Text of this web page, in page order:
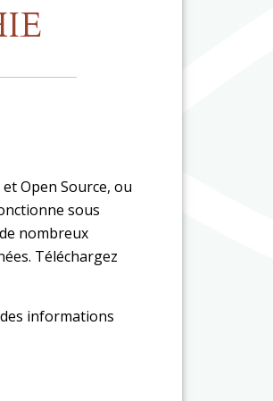
Open Source, ou
sous
nombreux
Téléchargez
informations